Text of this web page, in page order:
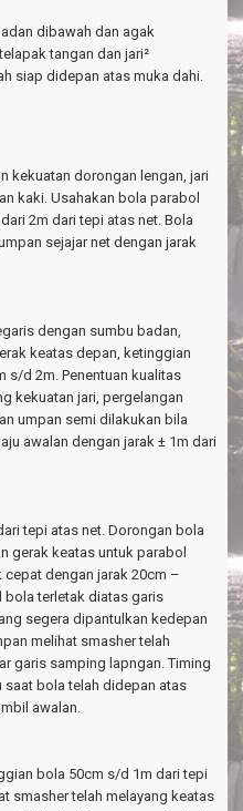
dibawah dan agak
tangan dan jari²
siap didepan atas muka dahi.
kekuatan dorongan lengan, jari
kaki. Usahakan bola parabol
2m dari tepi atas net. Bola
sejajar net dengan jarak
dengan sumbu badan,
keatas depan, ketinggian
s/d 2m. Penentuan kualitas
kekuatan jari, pergelangan
umpan semi dilakukan bila
awalan dengan jarak ± 1m dari
tepi atas net. Dorongan bola
gerak keatas untuk parabol
cepat dengan jarak 20cm –
bola terletak diatas garis
segera dipantulkan kedepan
melihat smasher telah
garis samping lapngan. Timing
saat bola telah didepan atas
awalan.
bola 50cm s/d 1m dari tepi
smasher telah melayang keatas